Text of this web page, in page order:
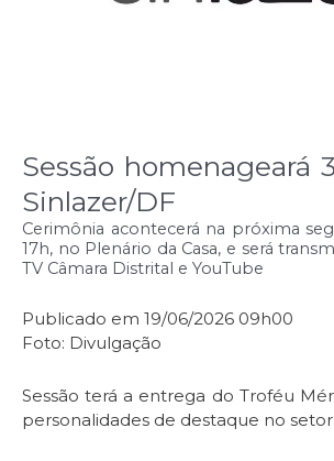
Sessão homenageará
Sinlazer/DF
Cerimônia acontecerá na próxima
17h, no Plenário da Casa, e será
TV Câmara Distrital e YouTube
Publicado em 19/06/2026 09h00
Foto: Divulgação
Sessão terá a entrega do Troféu
personalidades de destaque no setor